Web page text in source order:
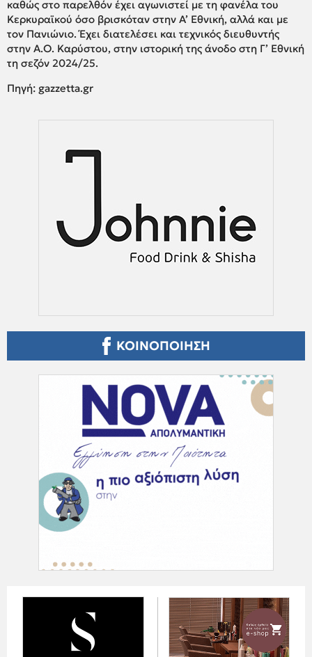
καθώς στο παρελθόν έχει αγωνιστεί με τη φανέλα του
Κερκυραϊκού όσο βρισκόταν στην Α’ Εθνική, αλλά και με
τον Πανιώνιο. Έχει διατελέσει και τεχνικός διευθυντής
στην Α.Ο. Καρύστου, στην ιστορική της άνοδο στη Γ’ Εθνική
τη σεζόν 2024/25.
Πηγή: gazzetta.gr
ΚΟΙΝΟΠΟΙΗΣΗ